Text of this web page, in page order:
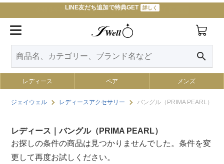
LINE友だち追加で特典GET 詳しく
令和８年熊本地震によるお荷物のお届けについて
search
レディース ペア メンズ
ジェイウェル レディースアクセサリー バングル（PRIMA PEARL）
レディース｜バングル（PRIMA PEARL）
お探しの条件の商品は見つかりませんでした。条件を変
更して再度お試しください。